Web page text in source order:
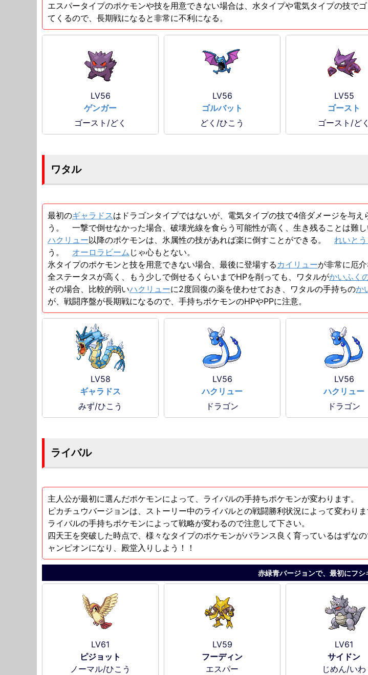
エスパータイプのポケモンや技を用意できない場合は、水タイプや電気タイプの技で
てくるので、長期戦になると非常に不利になる。
LV56
ゲンガー
ゴースト/どく
LV56
ゴルバット
どく/ひこう
LV55
ゴースト
ゴースト/どく
ワタル
最初のギャラドスはドラゴンタイプではないが、電気タイプの技で4倍ダメージを与
う。 一撃で倒せなかった場合、破壊光線を食らう可能性が高く、生き残ることは難し
ハクリュー以降のポケモンは、氷属性の技があれば楽に倒すことができる。 れいと
う。 オーロラビーム じゃ心もとない。
氷タイプのポケモンと技を用意できない場合、最後に登場する カイリューが非常に厄
全ステータスが高く、もう少しで倒せるくらいまでHPを削っても、ワタルがかいふく
その場合、比較的弱いハクリューに2度回復の薬を使わせておき、ワタルの手持ちのか
が、戦闘序盤が長期戦になるので、手持ちポケモンのHPやPPに注意。
LV58
ギャラドス
みず/ひこう
LV56
ハクリュー
ドラゴン
LV56
ハクリュー
ドラゴン
ライバル
主人公が最初に選んだポケモンによって、ライバルの手持ちポケモンが変わります。
ピカチュウバージョンは、ストーリー中のライバルとの戦闘勝利状況によって変わりま
ライバルの手持ちポケモンによって戦略が変わるので注意して下さい。
四天王を突破した時点で、様々なタイプのポケモンがバランス良く育っているはずな
ャンピオンになり、殿堂入りしよう！！
赤緑青バージョンで、最初にフ
LV61
ピジョット
ノーマル/ひこう
LV59
フーディン
エスパー
LV61
サイドン
じめん/いわ